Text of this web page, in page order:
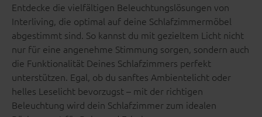
Entdecke die vielfältigen Beleuchtungslösungen von
Interliving, die optimal auf deine Schlafzimmermöbel
abgestimmt sind. So kannst du mit gezieltem Licht nicht
nur für eine angenehme Stimmung sorgen, sondern auch
die Funktionalität Deines Schlafzimmers perfekt
unterstützen. Egal, ob du sanftes Ambientelicht oder
helles Leselicht bevorzugst – mit der richtigen
Beleuchtung wird dein Schlafzimmer zum idealen